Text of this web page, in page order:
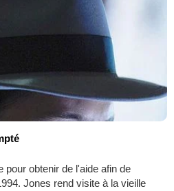
obtenir de l'aide afin de
Jones rend visite à la vieille